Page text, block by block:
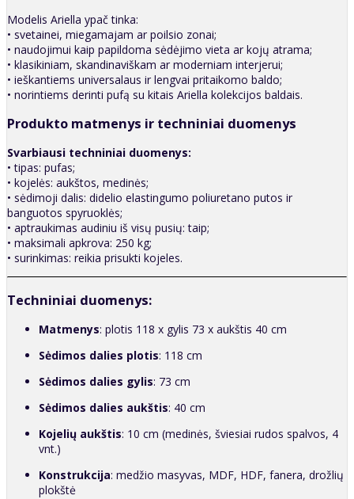
Modelis Ariella ypač tinka:
• svetainei, miegamajam ar poilsio zonai;
• naudojimui kaip papildoma sėdėjimo vieta ar kojų atrama;
• klasikiniam, skandinaviškam ar moderniam interjerui;
• ieškantiems universalaus ir lengvai pritaikomo baldo;
• norintiems derinti pufą su kitais Ariella kolekcijos baldais.
Produkto matmenys ir techniniai duomenys
Svarbiausi techniniai duomenys:
• tipas: pufas;
• kojelės: aukštos, medinės;
• sėdimoji dalis: didelio elastingumo poliuretano putos ir
banguotos spyruoklės;
• aptraukimas audiniu iš visų pusių: taip;
• maksimali apkrova: 250 kg;
• surinkimas: reikia prisukti kojeles.
Techniniai duomenys:
Matmenys: plotis 118 x gylis 73 x aukštis 40 cm
Sėdimos dalies plotis: 118 cm
Sėdimos dalies gylis: 73 cm
Sėdimos dalies aukštis: 40 cm
Kojelių aukštis: 10 cm (medinės, šviesiai rudos spalvos, 4
vnt.)
Konstrukcija: medžio masyvas, MDF, HDF, fanera, drožlių
plokštė